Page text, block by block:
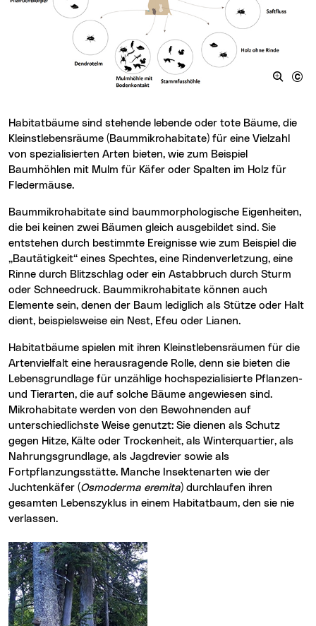
Habitatbäume sind stehende lebende oder tote Bäume, die
Kleinstlebensräume (Baummikrohabitate) für eine Vielzahl
von spezialisierten Arten bieten, wie zum Beispiel
Baumhöhlen mit Mulm für Käfer oder Spalten im Holz für
Fledermäuse.
Baummikrohabitate sind baummorphologische Eigenheiten,
die bei keinen zwei Bäumen gleich ausgebildet sind. Sie
entstehen durch bestimmte Ereignisse wie zum Beispiel die
„Bautätigkeit“ eines Spechtes, eine Rindenverletzung, eine
Rinne durch Blitzschlag oder ein Astabbruch durch Sturm
oder Schneedruck. Baummikrohabitate können auch
Elemente sein, denen der Baum lediglich als Stütze oder Halt
dient, beispielsweise ein Nest, Efeu oder Lianen.
Habitatbäume spielen mit ihren Kleinstlebensräumen für die
Artenvielfalt eine herausragende Rolle, denn sie bieten die
Lebensgrundlage für unzählige hochspezialisierte Pflanzen-
und Tierarten, die auf solche Bäume angewiesen sind.
Mikrohabitate werden von den Bewohnenden auf
unterschiedlichste Weise genutzt: Sie dienen als Schutz
gegen Hitze, Kälte oder Trockenheit, als Winterquartier, als
Nahrungsgrundlage, als Jagdrevier sowie als
Fortpflanzungsstätte. Manche Insektenarten wie der
Juchtenkäfer (Osmoderma eremita) durchlaufen ihren
gesamten Lebenszyklus in einem Habitatbaum, den sie nie
verlassen.